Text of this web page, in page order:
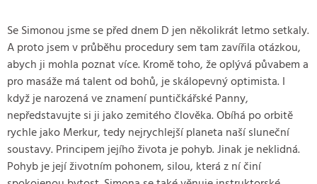
Se Simonou jsme se před dnem D jen několikrát letmo setkaly.
A proto jsem v průběhu procedury sem tam zavířila otázkou,
abych ji mohla poznat více. Kromě toho, že oplývá půvabem a
pro masáže má talent od bohů, je skálopevný optimista. I
když je narozená ve znamení puntičkářské Panny,
nepředstavujte si ji jako zemitého člověka. Obíhá po orbitě
rychle jako Merkur, tedy nejrychlejší planeta naší sluneční
soustavy. Principem jejího života je pohyb. Jinak je neklidná.
Pohyb je její životním pohonem, silou, která z ní činí